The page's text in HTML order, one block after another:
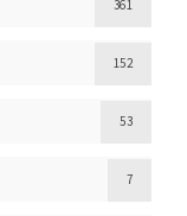
361
152
53
7